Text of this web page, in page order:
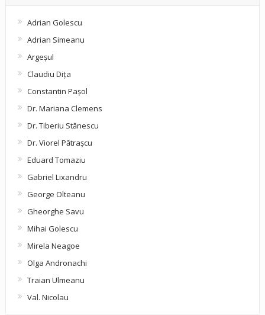
Adrian Golescu
Adrian Simeanu
Argeşul
Claudiu Diţa
Constantin Pașol
Dr. Mariana Clemens
Dr. Tiberiu Stănescu
Dr. Viorel Pătraşcu
Eduard Tomaziu
Gabriel Lixandru
George Olteanu
Gheorghe Savu
Mihai Golescu
Mirela Neagoe
Olga Andronachi
Traian Ulmeanu
Val. Nicolau